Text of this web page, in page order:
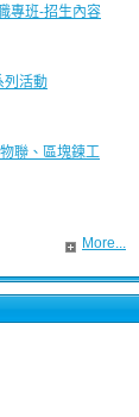
專班-招生內容
列活動
聯、區塊鍊工
More...